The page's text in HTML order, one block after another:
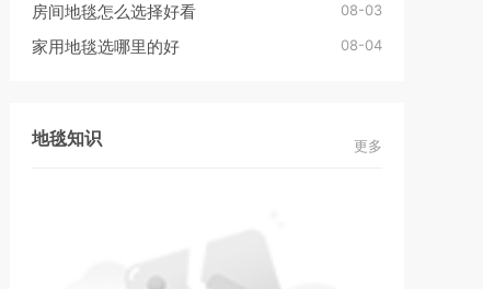
房间地毯怎么选择好看 08-03
家用地毯选哪里的好 08-04
地毯知识 更多